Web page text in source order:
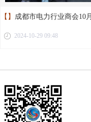
【】 成都市电力行业商会10
第二届第十二次理事会议圆
2024-10-29 09:48